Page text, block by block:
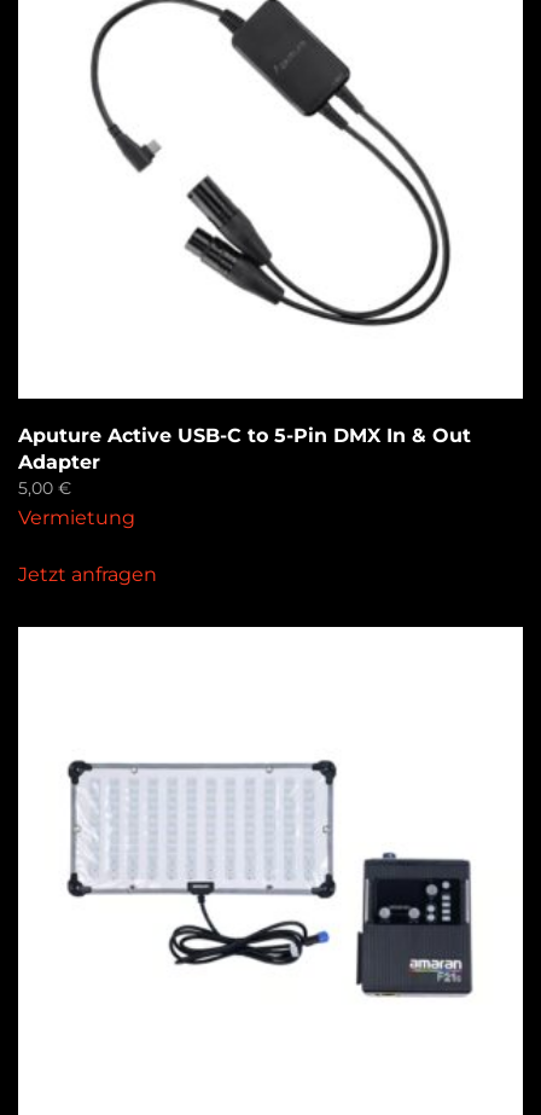
Aputure Active USB-C to 5-Pin DMX In & Out
Adapter
5,00 €
Vermietung
Jetzt anfragen